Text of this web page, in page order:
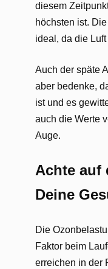
diesem
höchsten ist.
ideal, da die
Auch der späte
aber bedenke,
ist und es
auch die Werte
Auge.
Achte auf
Deine
Die
Faktor beim
erreichen in der